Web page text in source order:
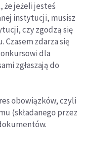
że jeżeli jesteś
instytucji, musisz
czy zgodzą się
Czasem zdarza się
dla
zgłaszają do
obowiązków, czyli
(składanego przez